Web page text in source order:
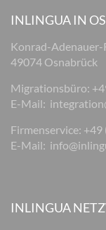
INLINGUA IN
Konrad-Adenauer-
49074 Osnabrück
Migrationsbüro:
E-Mail:
Firmenservice:
E-Mail:
INLINGUA